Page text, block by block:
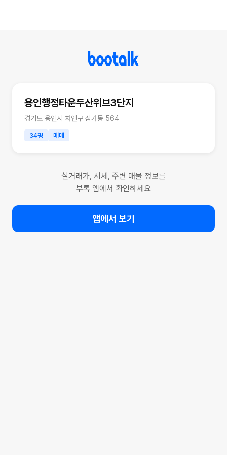
용인행정타운두산위브3단지
경기도 용인시 처인구 삼가동 564
34평 매매
실거래가, 시세, 주변 매물 정보를
부톡 앱에서 확인하세요
앱에서 보기